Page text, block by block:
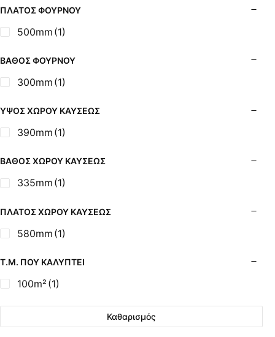
ΠΛΆΤΟΣ ΦΟΎΡΝΟΥ
500mm (1)
ΒΆΘΟΣ ΦΟΎΡΝΟΥ
300mm (1)
ΎΨΟΣ ΧΏΡΟΥ ΚΑΎΣΕΩΣ
390mm (1)
ΒΆΘΟΣ ΧΏΡΟΥ ΚΑΎΣΕΩΣ
335mm (1)
ΠΛΆΤΟΣ ΧΏΡΟΥ ΚΑΎΣΕΩΣ
580mm (1)
Τ.Μ. ΠΟΥ ΚΑΛΎΠΤΕΙ
100m² (1)
Καθαρισμός